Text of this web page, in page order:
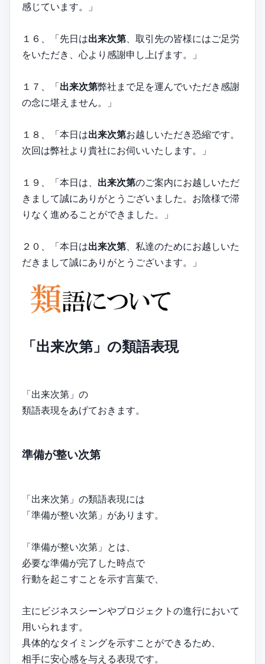
感じています。」
１６、「先日は出来次第、取引先の皆様にはご足労
をいただき、心より感謝申し上げます。」
１７、「出来次第弊社まで足を運んでいただき感謝
の念に堪えません。」
１８、「本日は出来次第お越しいただき恐縮です。
次回は弊社より貴社にお伺いいたします。」
１９、「本日は、 出来次第のご案内にお越しいただ
きまして誠にありがとうございました。お陰様で滞
りなく進めることができました。」
２０、「本日は出来次第、私達のためにお越しいた
だきまして誠にありがとうございます。」
「出来次第」の類語表現
「出来次第」の
類語表現をあげておきます。
準備が整い次第
「出来次第」の類語表現には
「準備が整い次第」があります。
「準備が整い次第」とは、
必要な準備が完了した時点で
行動を起こすことを示す言葉で、
主にビジネスシーンやプロジェクトの進行において
用いられます。
具体的なタイミングを示すことができるため、
相手に安心感を与える表現です。